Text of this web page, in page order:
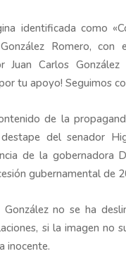
identificada como
Romero,
Juan Carlos
tu apoyo! Seguimos
de la
del senador
de la gobernadora
gubernamental de
González no se ha
si la imagen no
inocente.